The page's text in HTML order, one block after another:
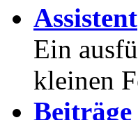
Assistent
Ein
kleinen
Beiträge